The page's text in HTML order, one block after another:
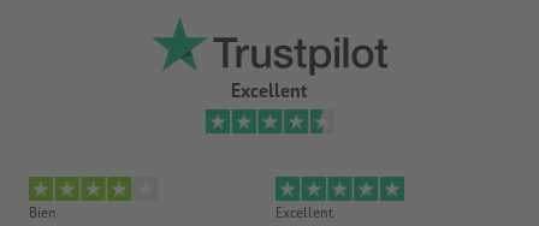
Excellent
Bien Excellent